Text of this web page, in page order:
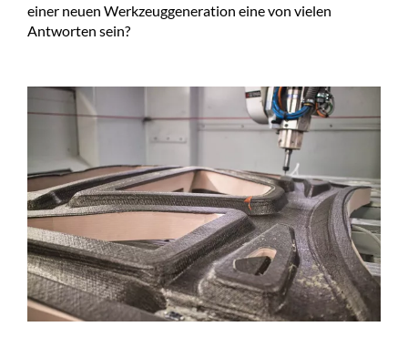
einer neuen Werkzeuggeneration eine von vielen
Antworten sein?